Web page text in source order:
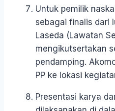
Untuk pemilik
sebagai finalis dari
Laseda (Lawatan
mengikutsertakan
pendamping.
PP ke lokasi
Presentasi karya